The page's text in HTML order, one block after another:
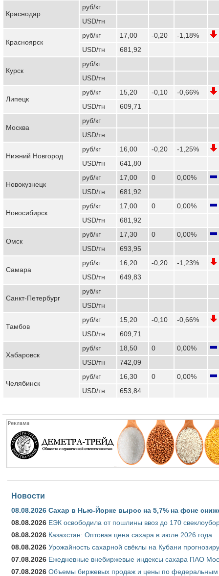
Краснодар
руб/кг
USD/тн
Красноярск
руб/кг 17,00 -0,20
-1,18%
USD/тн
681,92
Курск
руб/кг
USD/тн
Липецк
руб/кг 15,20 -0,10
-0,66%
USD/тн
609,71
Москва
руб/кг
USD/тн
Нижний Новгород
руб/кг 16,00 -0,20
-1,25%
USD/тн
641,80
Новокузнецк
руб/кг 17,00 0
0,00%
USD/тн
681,92
Новосибирск
руб/кг 17,00 0
0,00%
USD/тн
681,92
Омск
руб/кг 17,30 0
0,00%
USD/тн
693,95
Самара
руб/кг 16,20 -0,20
-1,23%
USD/тн
649,83
Санкт-Петербург
руб/кг
USD/тн
Тамбов
руб/кг 15,20 -0,10
-0,66%
USD/тн
609,71
Хабаровск
руб/кг 18,50 0
0,00%
USD/тн
742,09
Челябинск
руб/кг 16,30 0
0,00%
USD/тн
653,84
Новости
08.08.2026 Сахар в Нью-Йорке вырос на 5,7% на фоне
08.08.2026 ЕЭК освободила от пошлины ввоз до 170
08.08.2026 Казахстан: Оптовая цена сахара в июле 2026 года
08.08.2026 Урожайность сахарной свёклы на Кубани
07.08.2026 Ежедневные внебиржевые индексы сахара ПАО
07.08.2026 Объемы биржевых продаж и цены по федеральным